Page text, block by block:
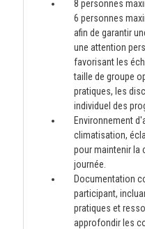
8 personnes
6 personnes
afin de garantir
une attention
favorisant les
taille de groupe
pratiques, les
individuel des
Environnement
climatisation,
pour maintenir la
journée.
Documentation
participant,
pratiques et
approfondir les